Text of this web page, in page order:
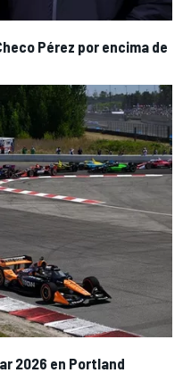
Pérez por encima de
2026 en Portland